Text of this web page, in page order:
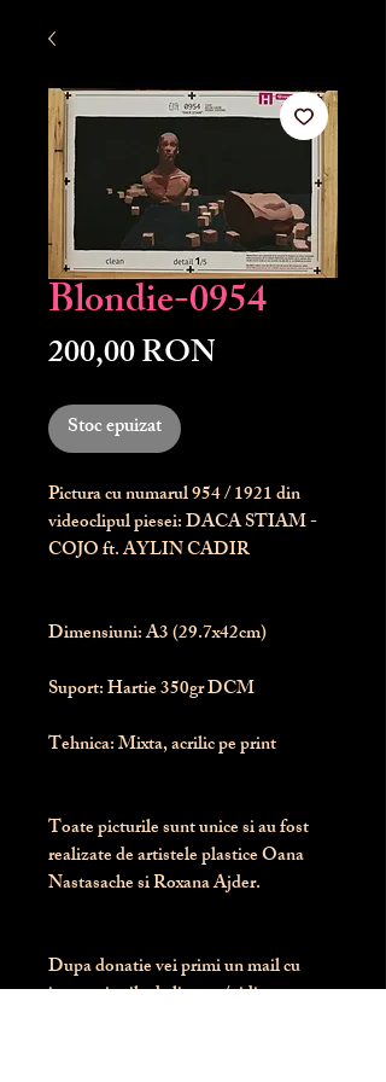
Blondie-0954
200,00 RONPreț
Stoc epuizat
Pictura cu numarul954/ 1921 din
videoclipul piesei: DACA STIAM -
COJO ft. AYLIN CADIR
Dimensiuni: A3 (29.7x42cm)
Suport: Hartie 350gr DCM
Tehnica: Mixta, acrilic pe print
Toate picturile sunt unice si au fost
realizate de artistele plastice Oana
Nastasache si Roxana Ajder.
Dupa donatie vei primi un mail cu
instructiunile de livrare / ridicare.